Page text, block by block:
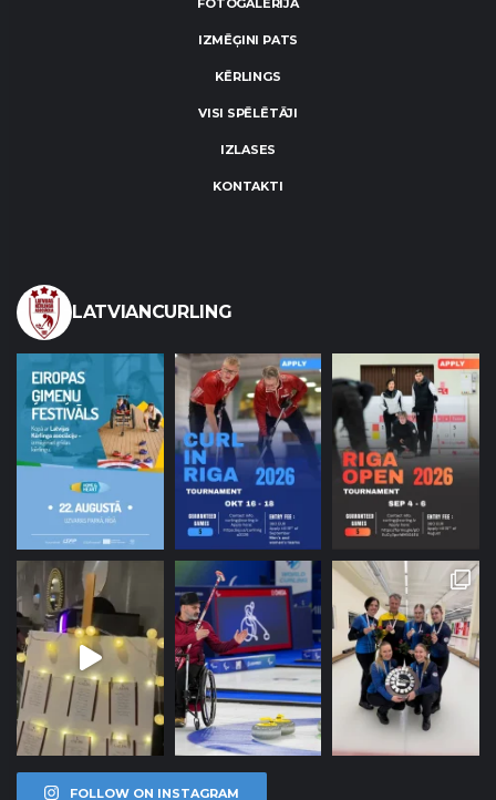
FOTOGALERIJA
IZMĒĢINI PATS
KĒRLINGS
VISI SPĒLĒTĀJI
IZLASES
KONTAKTI
LATVIANCURLING
FOLLOW ON INSTAGRAM